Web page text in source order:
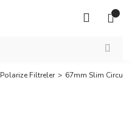
Polarize Filtreler 67mm Slim